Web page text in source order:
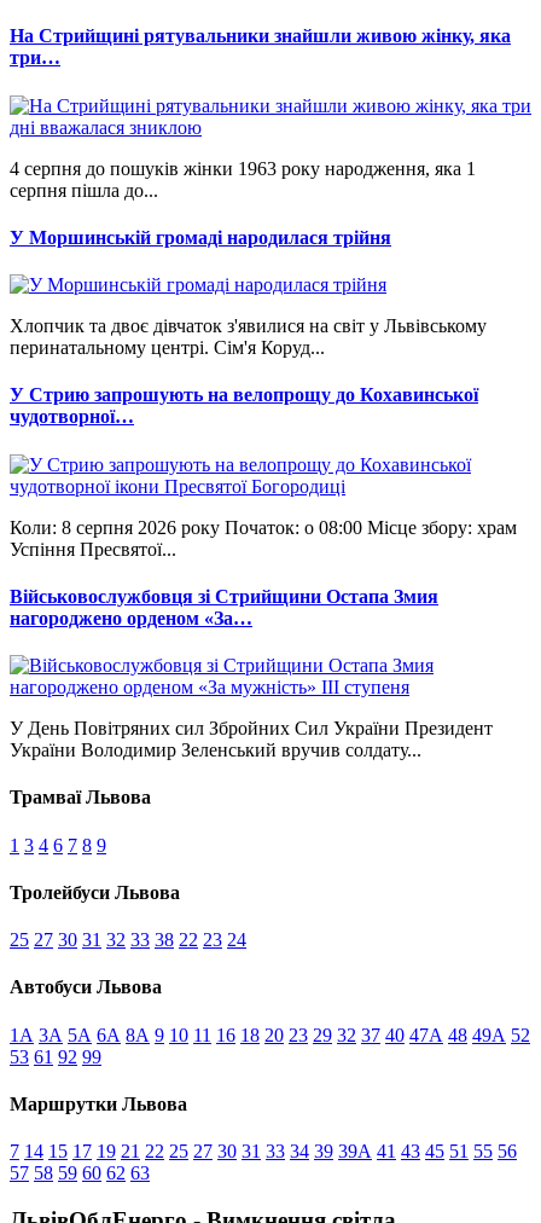
На Стрийщині рятувальники знайшли живою жінку, яка
три…
4 серпня до пошуків жінки 1963 року народження, яка 1
серпня пішла до...
У Моршинській громаді народилася трійня
Хлопчик та двоє дівчаток з'явилися на світ у Львівському
перинатальному центрі. Сім'я Коруд...
У Стрию запрошують на велопрощу до Кохавинської
чудотворної…
Коли: 8 серпня 2026 року Початок: о 08:00 Місце збору: храм
Успіння Пресвятої...
Військовослужбовця зі Стрийщини Остапа Змия
нагороджено орденом «За…
У День Повітряних сил Збройних Сил України Президент
України Володимир Зеленський вручив солдату...
Трамваї Львова
1 3 4 6 7 8 9
Тролейбуси Львова
25 27 30 31 32 33 38 22 23 24
Автобуси Львова
1А 3А 5А 6А 8А 9 10 11 16 18 20 23 29 32 37 40 47А 48 49А 52
53 61 92 99
Маршрутки Львова
7 14 15 17 19 21 22 25 27 30 31 33 34 39 39А 41 43 45 51 55 56
57 58 59 60 62 63